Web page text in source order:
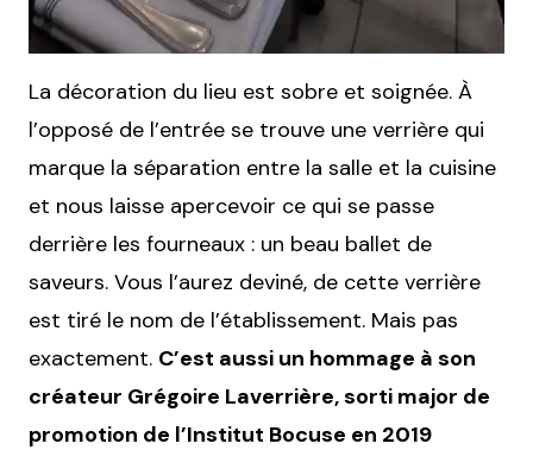
La décoration du lieu est sobre et soignée. À
l’opposé de l’entrée se trouve une verrière qui
marque la séparation entre la salle et la cuisine
et nous laisse apercevoir ce qui se passe
derrière les fourneaux : un beau ballet de
saveurs. Vous l’aurez deviné, de cette verrière
est tiré le nom de l’établissement. Mais pas
exactement. C’est aussi un hommage à son
créateur Grégoire Laverrière, sorti major de
promotion de l’Institut Bocuse en 2019